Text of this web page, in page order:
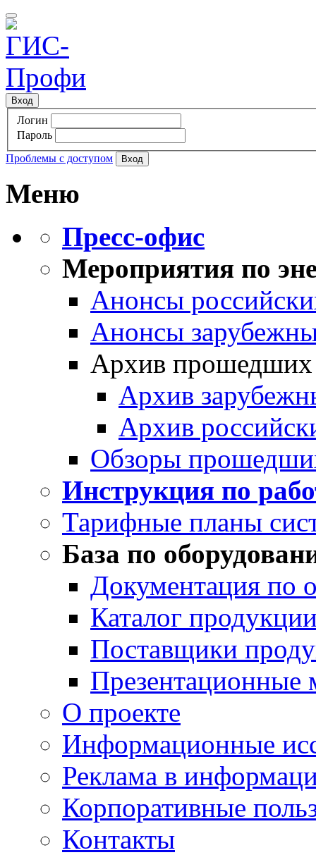
Вход
Логин
Пароль
Проблемы с доступом
Меню
Пресс-офис
Мероприятия по
Анонсы
Анонсы
Архив прошедших
Архив
Архив
Обзоры
Инструкция по
Тарифные планы
База по
Документация по
Каталог
Поставщики
Презентационные
О проекте
Информационные
Реклама в
Корпоративные
Контакты